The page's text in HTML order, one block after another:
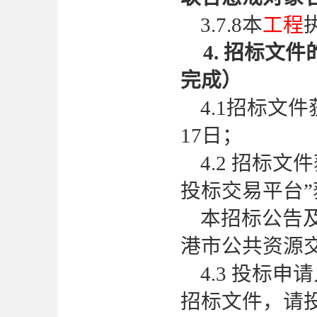
3.7.8本工程
4. 招标文件
完成）
4.1招标文件
17 日；
4.2 招标文
投标交易平台
本招标公告
港市公共资源
4.3 投标申
招标文件，请